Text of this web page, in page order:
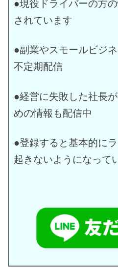
●現役ドライバーの方
されています
●副業やスモールビジ
不定期配信
●経営に失敗した社長
めの情報も配信中
●登録すると基本的に
起きないようになって